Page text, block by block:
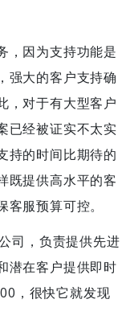
，因为支持功能是
强大的客户支持确
，对于有大型客户
已经被证实不太实
持的时间比期待的
既提供高水平的客
服预算可控。
司，负责提供先进
潜在客户提供即时
，很快它就发现